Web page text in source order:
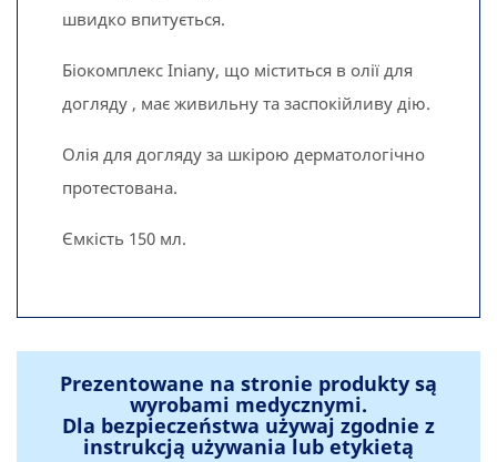
швидко впитується.
Біокомплекс Iniany, що міститься в олії для
догляду , має живильну та заспокійливу дію.
Олія для догляду за шкірою дерматологічно
протестована.
Ємкість 150 мл.
Prezentowane na stronie produkty są
wyrobami medycznymi.
Dla bezpieczeństwa używaj zgodnie z
instrukcją używania lub etykietą